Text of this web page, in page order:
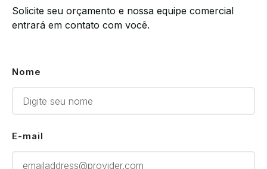
Solicite seu orçamento e nossa equipe comercial
entrará em contato com você.
Nome
E-mail